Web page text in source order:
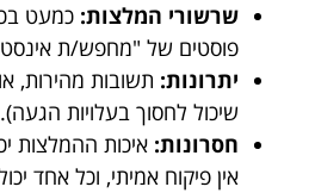
שרשורי המלצות: כמעט
פוסטים של "מחפש/ת
יתרונות: תשובות מהירות,
שיכול לחסוך בעלויות הגעה).
חסרונות: איכות ההמלצות
אין פיקוח אמיתי, וכל אחד